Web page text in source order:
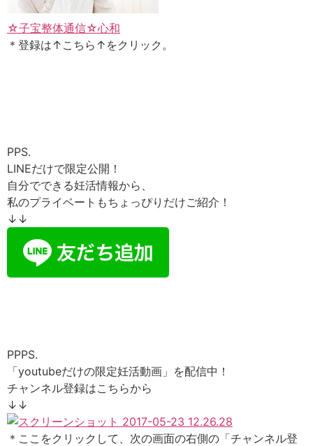
☆子宝整体通信☆心和
＊登録は↑こちら↑をクリック。
PPS.
LINEだけで限定公開！
自分でできる妊活情報から、
私のプライベートもちょっぴりだけご紹介！
↓↓
PPPS.
「youtubeだけの限定妊活動画」を配信中！
チャンネル登録はこちらから
↓↓
＊ここをクリックして、次の画面の右側の「チャンネル登